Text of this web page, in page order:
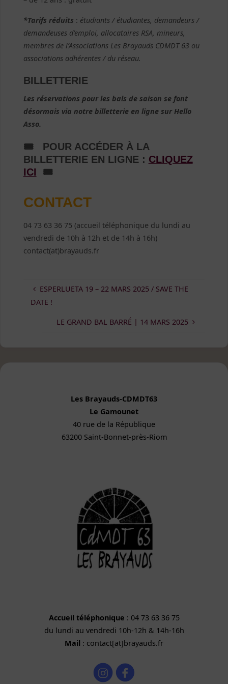
*Tarifs réduits : étudiants / étudiantes, demandeurs /
demandeuses d’emploi, allocataires RSA, mineurs,
membres de l’Associations Les Brayauds CDMDT 63 ou
associations adhérentes / du réseau.
BILLETTERIE
Les réservations pour les bals de saison se font
désormais via notre billetterie en ligne sur Hello
Asso.
🎟 POUR ACCÉDER À LA
BILLETTERIE EN LIGNE : CLIQUEZ
ICI 🎟
CONTACT
04 73 63 36 75 (accueil téléphonique du lundi au
vendredi de 10h à 12h et de 14h à 16h)
contact(at)brayauds.fr
ESPERLUETA 19 – 22 MARS 2025 / SAVE THE
DATE !
LE GRAND BAL BARRÉ | 14 MARS 2025
Les Brayauds-CDMDT63
Le Gamounet
40 rue de la République
63200 Saint-Bonnet-près-Riom
Accueil téléphonique : 04 73 63 36 75
du lundi au vendredi 10h-12h & 14h-16h
Mail : contact[at]brayauds.fr